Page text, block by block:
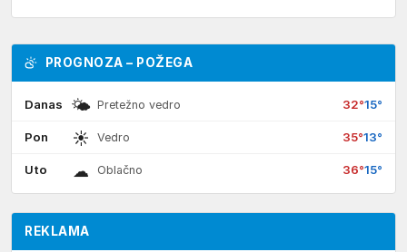
PROGNOZA – POŽEGA
Danas 🌤 Pretežno vedro 32°15°
Pon ☀ Vedro 35°13°
Uto ☁ Oblačno 36°15°
REKLAMA